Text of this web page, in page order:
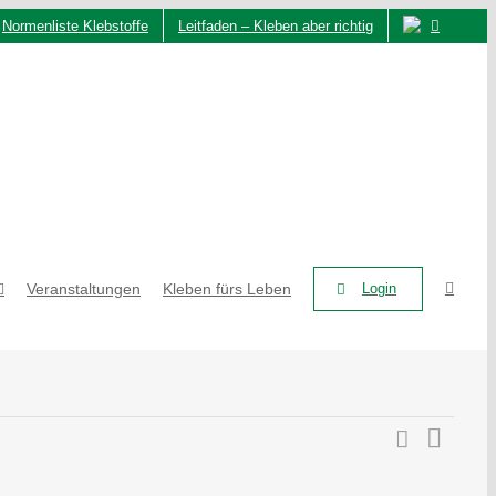
Normenliste Klebstoffe Leitfaden – Kleben aber richtig
Veranstaltungen Kleben fürs Leben Login
Suche
Liste